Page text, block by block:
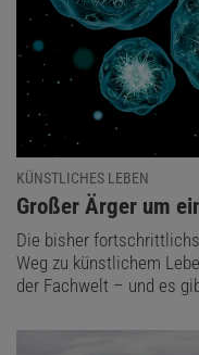
KÜNSTLICHES LEBEN
:
Großer Ärger um
Die bisher
Weg zu künstlichem
der Fachwelt – und es